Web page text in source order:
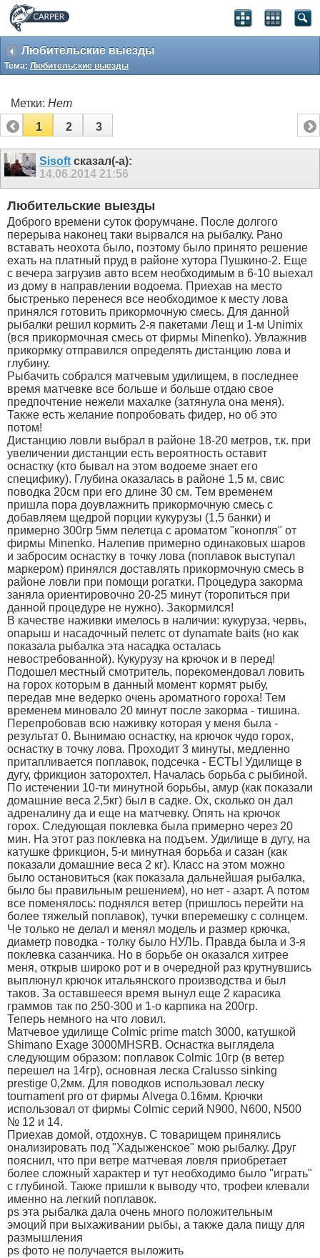
Любительские выезды
Тема: Любительские выезды
Метки: Нет
1
2 3
Sisoft сказал(-а):
14.06.2014 21:56
Любительские выезды
Доброго времени суток форумчане. После долгого
перерыва наконец таки вырвался на рыбалку. Рано
вставать неохота было, поэтому было принято решение
ехать на платный пруд в районе хутора Пушкино-2. Еще
с вечера загрузив авто всем необходимым в 6-10 выехал
из дому в направлении водоема. Приехав на место
быстренько перенеся все необходимое к месту лова
принялся готовить прикормочную смесь. Для данной
рыбалки решил кормить 2-я пакетами Лещ и 1-м Unimix
(вся прикормочная смесь от фирмы Minenko). Увлажнив
прикормку отправился определять дистанцию лова и
глубину.
Рыбачить собрался матчевым удилищем, в последнее
время матчевке все больше и больше отдаю свое
предпочтение нежели махалке (затянула она меня).
Также есть желание попробовать фидер, но об это
потом!
Дистанцию ловли выбрал в районе 18-20 метров, т.к. при
увеличении дистанции есть вероятность оставит
оснастку (кто бывал на этом водоеме знает его
специфику). Глубина оказалась в районе 1,5 м, свис
поводка 20см при его длине 30 см. Тем временем
пришла пора доувлажнить прикормочную смесь с
добавляем щедрой порции кукурузы (1,5 банки) и
примерно 300гр 5мм пелетца с ароматом "конопля" от
фирмы Minenko. Налепив примерно одинаковых шаров
и забросим оснастку в точку лова (поплавок выступал
маркером) принялся доставлять прикормочную смесь в
районе ловли при помощи рогатки. Процедура закорма
заняла ориентировочно 20-25 минут (торопиться при
данной процедуре не нужно). Закормился!
В качестве наживки имелось в наличии: кукуруза, червь,
опарыш и насадочный пелетс от dynamate baits (но как
показала рыбалка эта насадка осталась
невостребованной). Кукурузу на крючок и в перед!
Подошел местный смотритель, порекомендовал ловить
на горох которым в данный момент кормят рыбу,
передав мне ведерко очень ароматного гороха! Тем
временем миновало 20 минут после закорма - тишина.
Перепробовав всю наживку которая у меня была -
результат 0. Вынимаю оснастку, на крючок чудо горох,
оснастку в точку лова. Проходит 3 минуты, медленно
притапливается поплавок, подсечка - ЕСТЬ! Удилище в
дугу, фрикцион заторохтел. Началась борьба с рыбиной.
По истечении 10-ти минутной борьбы, амур (как показали
домашние веса 2,5кг) был в садке. Ох, сколько он дал
адреналину да и еще на матчевку. Опять на крючок
горох. Следующая поклевка была примерно через 20
мин. На этот раз поклевка на подъем. Удилище в дугу, на
катушке фрикцион, 5-и минутная борьба и сазан (как
показали домашние веса 2 кг). Класс на этом можно
было остановиться (как показала дальнейшая рыбалка,
было бы правильным решением), но нет - азарт. А потом
все поменялось: поднялся ветер (пришлось перейти на
более тяжелый поплавок), тучки вперемешку с солнцем.
Че только не делал и менял модель и размер крючка,
диаметр поводка - толку было НУЛЬ. Правда была и 3-я
поклевка сазанчика. Но в борьбе он оказался хитрее
меня, открыв широко рот и в очередной раз крутнувшись
выплюнул крючок итальянского производства и был
таков. За оставшееся время вынул еще 2 карасика
граммов так по 250-300 и 1-о карпика на 200гр.
Теперь немного на что ловил.
Матчевое удилище Colmic prime match 3000, катушкой
Shimano Exage 3000MHSRB. Оснастка выглядела
следующим образом: поплавок Colmic 10гр (в ветер
перешел на 14гр), основная леска Cralusso sinking
prestige 0,2мм. Для поводков использовал леску
tournament pro от фирмы Alvega 0.16мм. Крючки
использовал от фирмы Colmic серий N900, N600, N500
№ 12 и 14.
Приехав домой, отдохнув. С товарищем принялись
онализировать под "Хадыженское" мою рыбалку. Друг
пояснил, что при ветре матчевая ловля приобретает
более сложный характер и тут необходимо было "играть"
с глубиной. Также пришли к выводу что, трофеи клевали
именно на легкий поплавок.
ps эта рыбалка дала очень много положительным
эмоций при выхаживании рыбы, а также дала пищу для
размышления
ps фото не получается выложить